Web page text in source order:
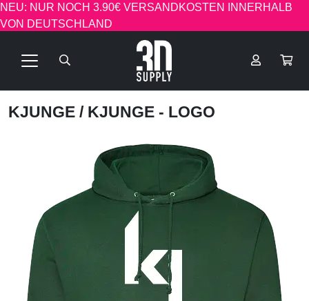
NEU: NUR NOCH 3.90€ VERSANDKOSTEN INNERHALB
VON DEUTSCHLAND
KJUNGE / KJUNGE - LOGO